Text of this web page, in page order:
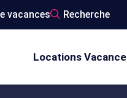
vacances Recherche
Locations